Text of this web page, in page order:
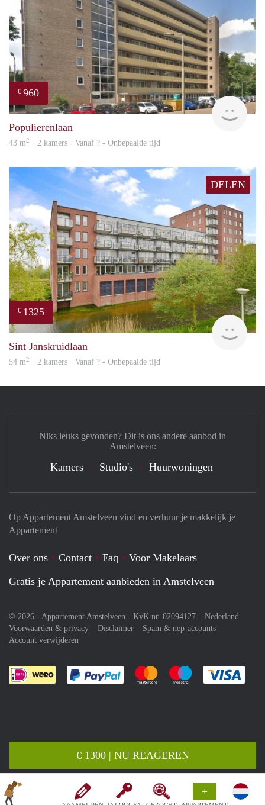
+
€ 1300 | NU REAGEREN
€ 960
Populierenlaan
43 m2 · 2 kamers · Vanaf ? - Onbepaalde tijd
DELEN
€ 1325
Sint Janskruidlaan
54 m2 · 2 kamers · Vanaf ? - Onbepaalde tijd
Op Appartement Amstelveen vind en verhuur je makkelijk je
Appartement
Over ons Contact Faq
Voor Makelaars
Gratis je Appartement aanbieden in Amstelveen
© 2026 - Appartement Amstelveen - KvK nr. 02094127 – Nederland
Voorwaarden & privacy
Disclaimer
Spam & nep-accounts
Account verwijderen
Je rekent gemakkelijk af met Paypal
Je rekent gemakkelijk af met
Je rekent
Niks leuks gevonden? Dit is ons andere aanbod in
Amstelveen:
Kamers Studio's Huurwoningen